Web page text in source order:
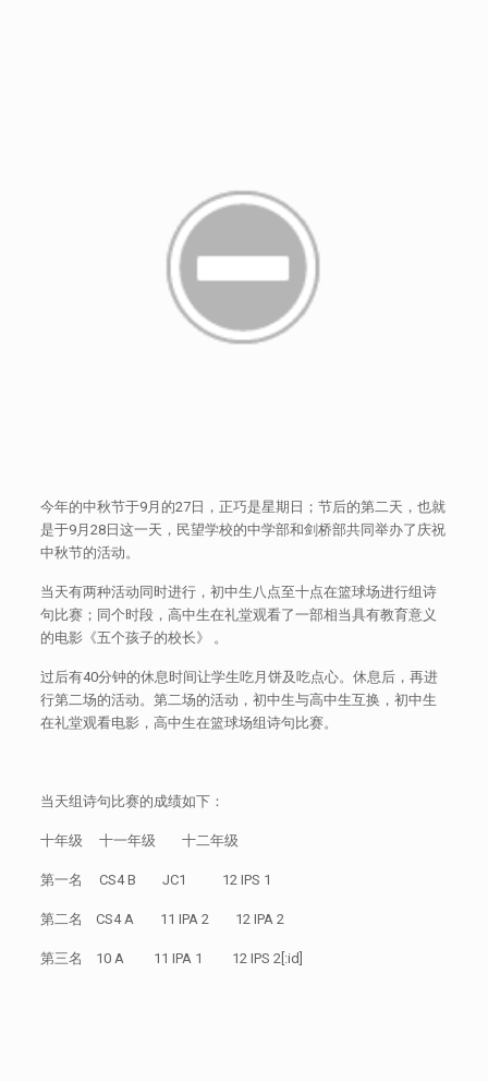
今年的中秋节于9月的27日，正巧是星期日；节后的第二天，也就
是于9月28日这一天，民望学校的中学部和剑桥部共同举办了庆祝
中秋节的活动。
当天有两种活动同时进行，初中生八点至十点在篮球场进行组诗
句比赛；同个时段，高中生在礼堂观看了一部相当具有教育意义
的电影《五个孩子的校长》 。
过后有40分钟的休息时间让学生吃月饼及吃点心。休息后，再进
行第二场的活动。第二场的活动，初中生与高中生互换，初中生
在礼堂观看电影，高中生在篮球场组诗句比赛。
当天组诗句比赛的成绩如下：
十年级 十一年级 十二年级
第一名 CS4 B JC1 12 IPS 1
第二名 CS4 A 11 IPA 2 12 IPA 2
第三名 10 A 11 IPA 1 12 IPS 2[:id]